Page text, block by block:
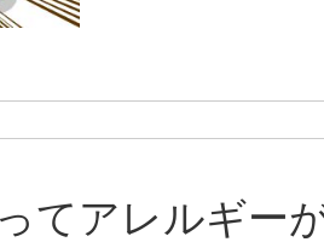
てアレルギー